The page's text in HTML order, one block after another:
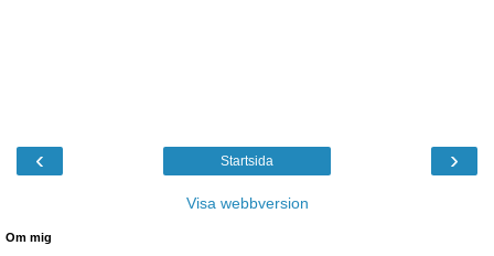
‹ ›
Startsida
Visa webbversion
Om mig